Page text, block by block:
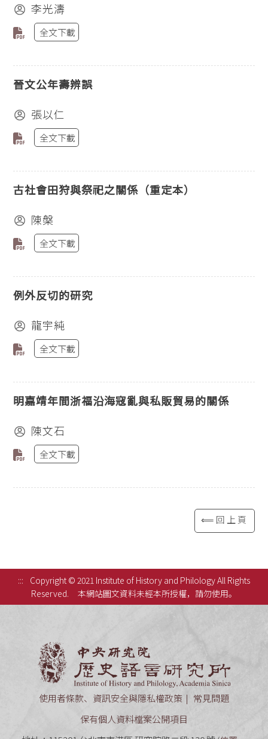
李光濤
全文下載
晉文公年壽辨誤
張以仁
全文下載
古社會田狩與祭祀之關係（重定本）
陳槃
全文下載
例外反切的研究
龍宇純
全文下載
明嘉靖年間浙福沿海寇亂與私販貿易的關係
陳文石
全文下載
⟸回上頁
:::
Copyright © 2021 Institute of History and Philology All Rights
Reserved.
本網站圖文資料未經本所授權，請勿使用。
使用者條款、資訊安全與隱私權政策
常見問題
保有個人資料檔案公開項目